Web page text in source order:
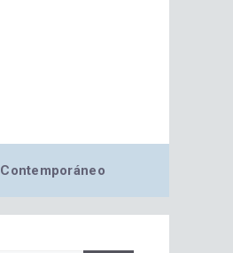
Contemporáneo